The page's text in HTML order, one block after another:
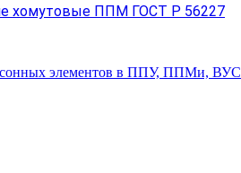
хомутовые ППМ ГОСТ Р 56227
элементов в ППУ, ППМи, ВУС